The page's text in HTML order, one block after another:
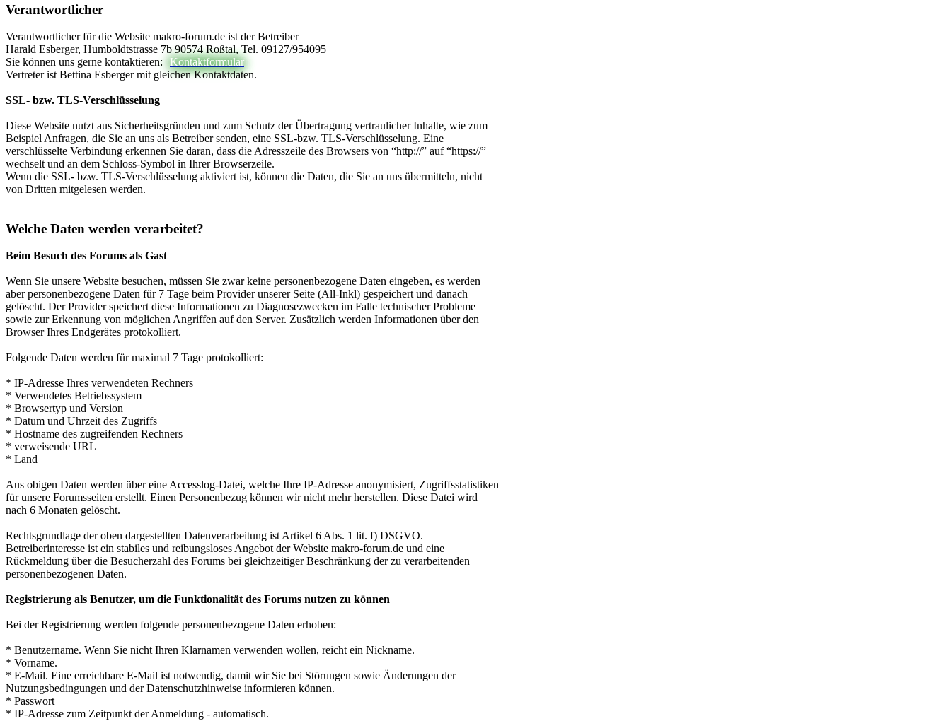
Verantwortlicher
Verantwortlicher für die Website makro-forum.de ist der Betreiber
Harald Esberger, Humboldtstrasse 7b 90574 Roßtal, Tel. 09127/954095
Sie können uns gerne kontaktieren:
Kontaktformular
Vertreter ist Bettina Esberger mit gleichen Kontaktdaten.
SSL- bzw. TLS-Verschlüsselung
Diese Website nutzt aus Sicherheitsgründen und zum Schutz der Übertragung vertraulicher Inhalte, wie zum
Beispiel Anfragen, die Sie an uns als Betreiber senden, eine SSL-bzw. TLS-Verschlüsselung. Eine
verschlüsselte Verbindung erkennen Sie daran, dass die Adresszeile des Browsers von “http://” auf “https://”
wechselt und an dem Schloss-Symbol in Ihrer Browserzeile.
Wenn die SSL- bzw. TLS-Verschlüsselung aktiviert ist, können die Daten, die Sie an uns übermitteln, nicht
von Dritten mitgelesen werden.
Welche Daten werden verarbeitet?
Beim Besuch des Forums als Gast
Wenn Sie unsere Website besuchen, müssen Sie zwar keine personenbezogene Daten eingeben, es werden
aber personenbezogene Daten für 7 Tage beim Provider unserer Seite (All-Inkl) gespeichert und danach
gelöscht. Der Provider speichert diese Informationen zu Diagnosezwecken im Falle technischer Probleme
sowie zur Erkennung von möglichen Angriffen auf den Server. Zusätzlich werden Informationen über den
Browser Ihres Endgerätes protokolliert.
Folgende Daten werden für maximal 7 Tage protokolliert:
* IP-Adresse Ihres verwendeten Rechners
* Verwendetes Betriebssystem
* Browsertyp und Version
* Datum und Uhrzeit des Zugriffs
* Hostname des zugreifenden Rechners
* verweisende URL
* Land
Aus obigen Daten werden über eine Accesslog-Datei, welche Ihre IP-Adresse anonymisiert, Zugriffsstatistiken
für unsere Forumsseiten erstellt. Einen Personenbezug können wir nicht mehr herstellen. Diese Datei wird
nach 6 Monaten gelöscht.
Rechtsgrundlage der oben dargestellten Datenverarbeitung ist Artikel 6 Abs. 1 lit. f) DSGVO.
Betreiberinteresse ist ein stabiles und reibungsloses Angebot der Website makro-forum.de und eine
Rückmeldung über die Besucherzahl des Forums bei gleichzeitiger Beschränkung der zu verarbeitenden
personenbezogenen Daten.
Registrierung als Benutzer, um die Funktionalität des Forums nutzen zu können
Bei der Registrierung werden folgende personenbezogene Daten erhoben:
* Benutzername. Wenn Sie nicht Ihren Klarnamen verwenden wollen, reicht ein Nickname.
* Vorname.
* E-Mail. Eine erreichbare E-Mail ist notwendig, damit wir Sie bei Störungen sowie Änderungen der
Nutzungsbedingungen und der Datenschutzhinweise informieren können.
* Passwort
* IP-Adresse zum Zeitpunkt der Anmeldung - automatisch.